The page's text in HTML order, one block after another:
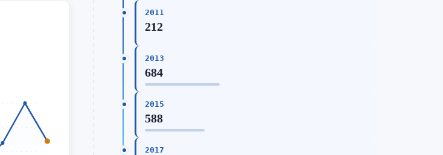
2011
212
2013
684
2015
588
2017